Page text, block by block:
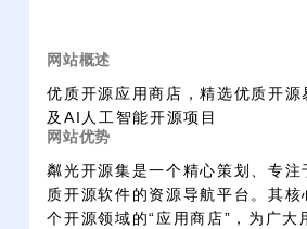
网站概述
优质开源应用商店，精选优质开源
及AI人工智能开源项目
网站优势
粼光开源集是一个精心策划、专注
质开源软件的资源导航平台。其核
个开源领域的“应用商店”，为广大